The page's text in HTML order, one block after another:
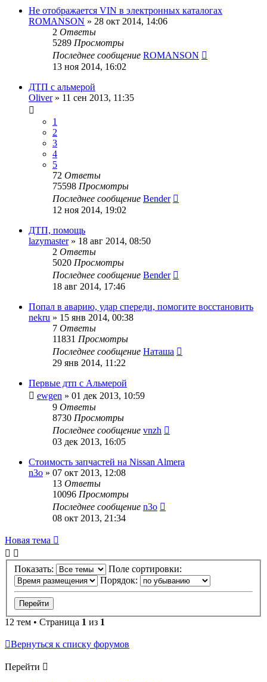
Не отображается VIN в электронных каталогах
ROMANSON » 28 окт 2014, 14:06
2 Ответы
5289 Просмотры
Последнее сообщение ROMANSON
13 ноя 2014, 16:02
ДТП с альмерой
Oliver» 11 сен 2013, 11:35
1
2
3
4
5
72 Ответы
75598 Просмотры
Последнее сообщение Bender
12 ноя 2014, 19:02
ДТП, помощь
lazymaster» 18 авг 2014, 08:50
2 Ответы
5020 Просмотры
Последнее сообщение Bender
18 авг 2014, 17:46
Попал в аварию, удар спереди, помогите восстановить
nekru » 15 янв 2014, 00:38
7 Ответы
11831 Просмотры
Последнее сообщение Наташа
29 янв 2014, 11:22
Первые дтп с Альмерой
ewgen » 01 дек 2013, 10:59
9 Ответы
8730 Просмотры
Последнее сообщение vnzh
03 дек 2013, 16:05
Стоимость запчастей на Nissan Almera
n3o » 07 окт 2013, 12:08
13 Ответы
10096 Просмотры
Последнее сообщение n3o
08 окт 2013, 21:34
Новая тема
Показать:
Поле сортировки:
Порядок:
12 тем • Страница 1 из 1
Вернуться к списку форумов
Перейти